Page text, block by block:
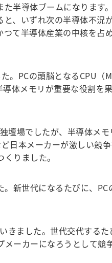
半導体ブームになります
、いずれ次の半導体不況が
て半導体産業の中核を占
。PCの頭脳となるCPU（
体メモリが重要な役割を
壇場でしたが、半導体メモ
日本メーカーが激しい競
りました。
新世代になるたびに、PC
きました。世代交代する
ーカーになろうとして競